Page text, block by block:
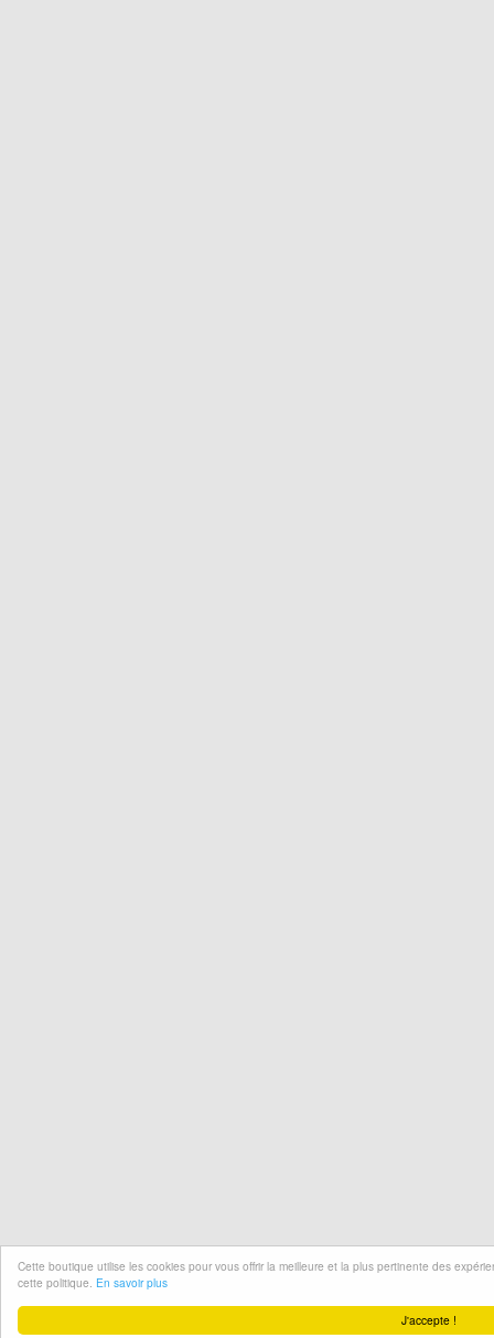
J'accepte !
Cette boutique utilise les cookies pour vous offrir la meilleure et la plus pertinente des
cette politique. En savoir plus